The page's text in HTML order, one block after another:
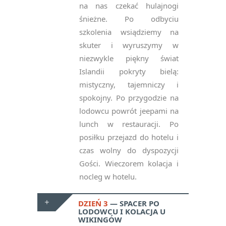
na nas czekać hulajnogi
śnieżne. Po odbyciu
szkolenia wsiądziemy na
skuter i wyruszymy w
niezwykle piękny świat
Islandii pokryty bielą:
mistyczny, tajemniczy i
spokojny. Po przygodzie na
lodowcu powrót jeepami na
lunch w restauracji. Po
posiłku przejazd do hotelu i
czas wolny do dyspozycji
Gości. Wieczorem kolacja i
nocleg w hotelu.
DZIEŃ 3
SPACER PO
LODOWCU I KOLACJA U
WIKINGÓW